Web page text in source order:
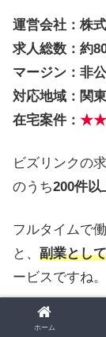
運営会社：株
求人総数：約
マージン：非
対応地域：関東
在宅案件： ★★
ビズリンクの
のうち200件以
フルタイムで
と、 副業とし
ービスですね。
ホーム